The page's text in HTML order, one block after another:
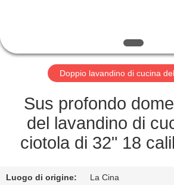
QUALITÀ
CONTATTICI
RICHIEDA
UNA
Doppio lavandino di cucina
Sus profondo
del lavandino di
ciotola di 32" 18
Luogo di origine: La Cina